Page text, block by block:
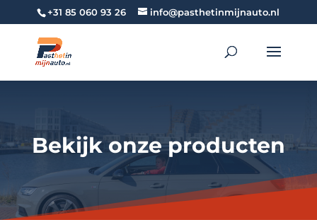
+31 85 060 93 26 info@pasthetinmijnauto.nl
Bekijk onze producten